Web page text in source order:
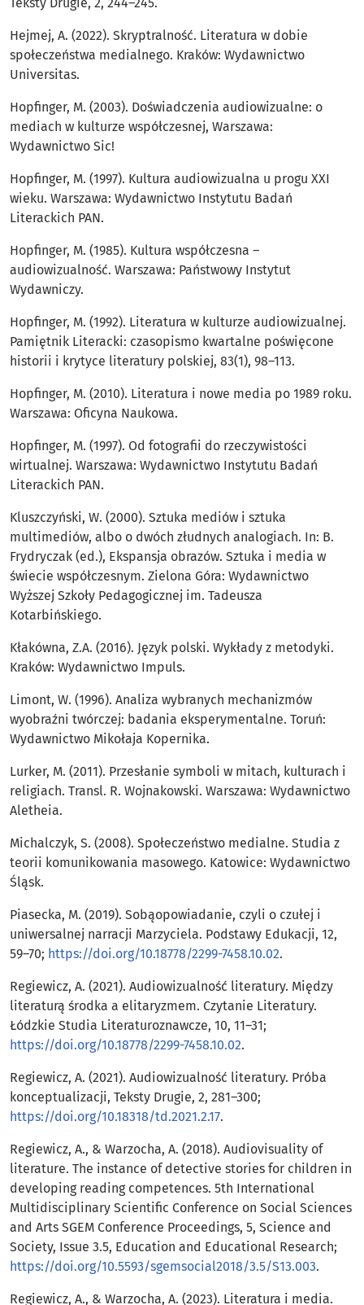
Teksty Drugie, 2, 244–245.
Hejmej, A. (2022). Skryptralność. Literatura w dobie
społeczeństwa medialnego. Kraków: Wydawnictwo
Universitas.
Hopfinger, M. (2003). Doświadczenia audiowizualne: o
mediach w kulturze współczesnej, Warszawa:
Wydawnictwo Sic!
Hopfinger, M. (1997). Kultura audiowizualna u progu XXI
wieku. Warszawa: Wydawnictwo Instytutu Badań
Literackich PAN.
Hopfinger, M. (1985). Kultura współczesna –
audiowizualność. Warszawa: Państwowy Instytut
Wydawniczy.
Hopfinger, M. (1992). Literatura w kulturze audiowizualnej.
Pamiętnik Literacki: czasopismo kwartalne poświęcone
historii i krytyce literatury polskiej, 83(1), 98–113.
Hopfinger, M. (2010). Literatura i nowe media po 1989 roku.
Warszawa: Oficyna Naukowa.
Hopfinger, M. (1997). Od fotografii do rzeczywistości
wirtualnej. Warszawa: Wydawnictwo Instytutu Badań
Literackich PAN.
Kluszczyński, W. (2000). Sztuka mediów i sztuka
multimediów, albo o dwóch złudnych analogiach. In: B.
Frydryczak (ed.), Ekspansja obrazów. Sztuka i media w
świecie współczesnym. Zielona Góra: Wydawnictwo
Wyższej Szkoły Pedagogicznej im. Tadeusza
Kotarbińskiego.
Kłakówna, Z.A. (2016). Język polski. Wykłady z metodyki.
Kraków: Wydawnictwo Impuls.
Limont, W. (1996). Analiza wybranych mechanizmów
wyobraźni twórczej: badania eksperymentalne. Toruń:
Wydawnictwo Mikołaja Kopernika.
Lurker, M. (2011). Przesłanie symboli w mitach, kulturach i
religiach. Transl. R. Wojnakowski. Warszawa: Wydawnictwo
Aletheia.
Michalczyk, S. (2008). Społeczeństwo medialne. Studia z
teorii komunikowania masowego. Katowice: Wydawnictwo
Śląsk.
Piasecka, M. (2019). Sobąopowiadanie, czyli o czułej i
uniwersalnej narracji Marzyciela. Podstawy Edukacji, 12,
59–70; https://doi.org/10.18778/2299-7458.10.02.
Regiewicz, A. (2021). Audiowizualność literatury. Między
literaturą środka a elitaryzmem. Czytanie Literatury.
Łódzkie Studia Literaturoznawcze, 10, 11–31;
https://doi.org/10.18778/2299-7458.10.02.
Regiewicz, A. (2021). Audiowizualność literatury. Próba
konceptualizacji, Teksty Drugie, 2, 281–300;
https://doi.org/10.18318/td.2021.2.17.
Regiewicz, A., & Warzocha, A. (2018). Audiovisuality of
literature. The instance of detective stories for children in
developing reading competences. 5th International
Multidisciplinary Scientific Conference on Social Sciences
and Arts SGEM Conference Proceedings, 5, Science and
Society, Issue 3.5, Education and Educational Research;
https://doi.org/10.5593/sgemsocial2018/3.5/S13.003.
Regiewicz, A., & Warzocha, A. (2023). Literatura i media.